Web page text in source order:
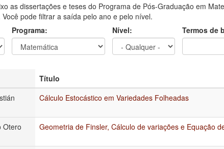
as dissertações e teses do Programa de Pós-Graduação em
pode filtrar a saída pelo ano e pelo nível.
Programa: Nível:
Termos de
Título
Cálculo Estocástico em Variedades Folheadas
Otero Geometria de Finsler, Cálculo de variações e Equação